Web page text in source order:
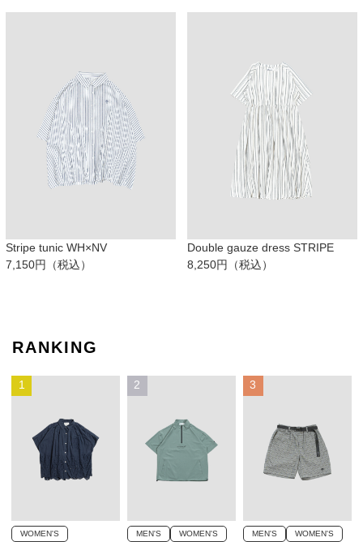
Stripe tunic WH×NV
7,150円（税込）
Double gauze dress STRIPE
8,250円（税込）
RANKING
1
WOMEN'S
2
MEN'S WOMEN'S
3
MEN'S WOMEN'S